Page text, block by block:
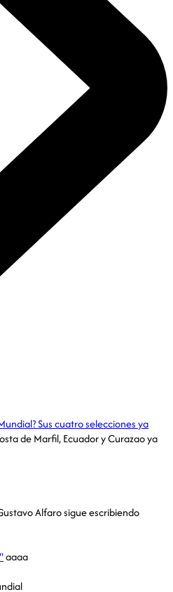
Sus cuatro selecciones ya
de Marfil, Ecuador y Curazao ya
Alfaro sigue escribiendo
aaaa